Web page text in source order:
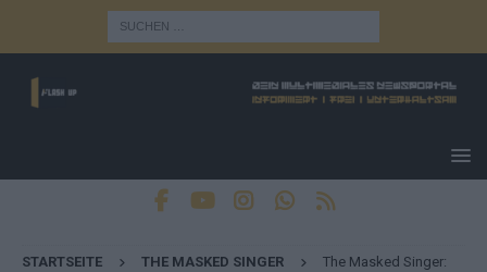
STARTSEITE THE MASKED SINGER
The Masked Singer: